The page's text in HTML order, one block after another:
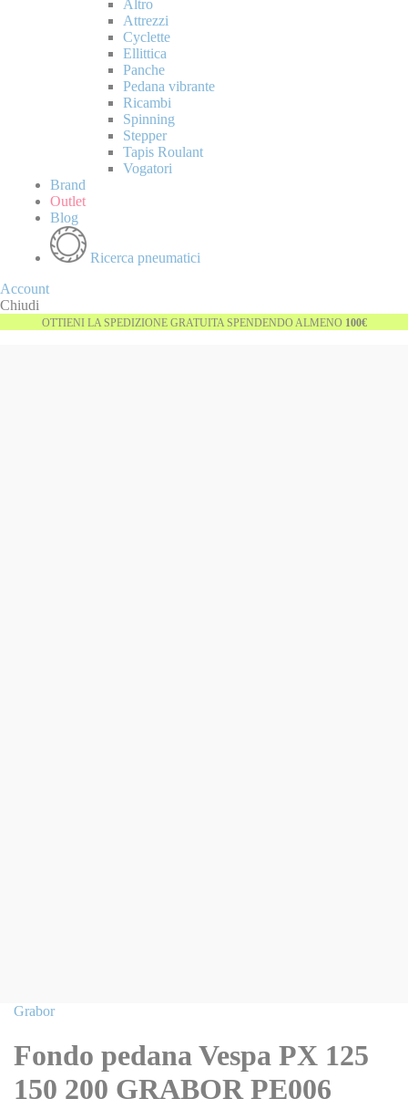
Altro
Attrezzi
Cyclette
Ellittica
Panche
Pedana vibrante
Ricambi
Spinning
Stepper
Tapis Roulant
Vogatori
Brand
Outlet
Blog
Ricerca pneumatici
Account
Chiudi
OTTIENI LA SPEDIZIONE GRATUITA SPENDENDO ALMENO 100€
Vai
della
galleria
immagini
Grabor
Fondo pedana Vespa PX 125
150 200 GRABOR PE006